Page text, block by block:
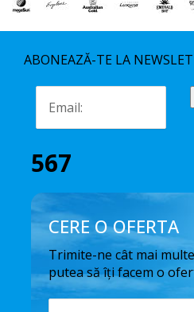
ABONEAZĂ-TE LA
567
CERE O OFERTA
Trimite-ne cât mai
putea să îți facem o